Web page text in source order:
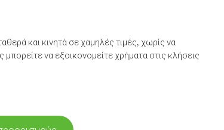
και κινητά σε χαμηλές τιμές, χωρίς να
να εξοικονομείτε χρήματα στις κλήσεις